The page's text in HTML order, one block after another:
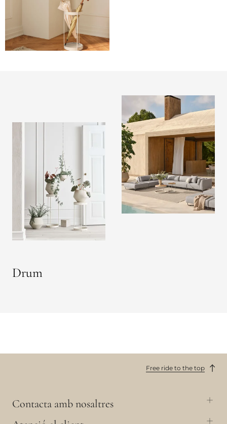
Drum
Free ride to the top
Contacta amb nosaltres